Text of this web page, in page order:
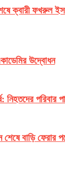
ক্বারী ফখরুল
উদ্বোধন
নিহতদের পরিবার
শেষে বাড়ি ফেরার